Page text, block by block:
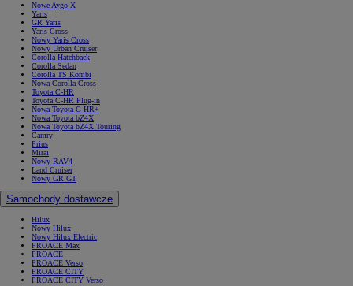
Nowe Aygo X
Yaris
GR Yaris
Yaris Cross
Nowy Yaris Cross
Nowy Urban Cruiser
Corolla Hatchback
Corolla Sedan
Corolla TS Kombi
Nowa Corolla Cross
Toyota C-HR
Toyota C-HR Plug-in
Nowa Toyota C-HR+
Nowa Toyota bZ4X
Nowa Toyota bZ4X Touring
Camry
Prius
Mirai
Nowy RAV4
Land Cruiser
Nowy GR GT
Samochody dostawcze
Hilux
Nowy Hilux
Nowy Hilux Electric
PROACE Max
PROACE
PROACE Verso
PROACE CITY
PROACE CITY Verso